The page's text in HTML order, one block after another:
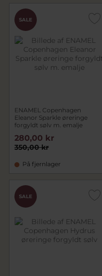
SALE
ENAMEL Copenhagen
Eleanor Sparkle øreringe
forgyldt sølv m. emalje
350,00 kr
280,00 kr
På fjernlager
SALE